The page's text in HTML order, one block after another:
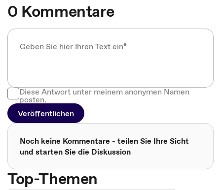
0 Kommentare
Diese Antwort unter meinem anonymen Namen
posten.
Veröffentlichen
Noch keine Kommentare - teilen Sie Ihre Sicht
und starten Sie die Diskussion
Top-Themen